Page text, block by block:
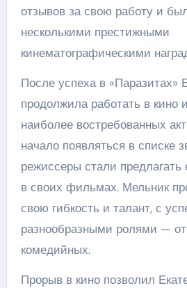
отзывов за свою работу и
несколькими престижными
кинематографическими
После успеха в «Паразитах»
продолжила работать в кино
наиболее востребованных
начало появляться в списке
режиссеры стали
в своих фильмах. Мельник
свою гибкость и талант, с
разнообразными ролями —
комедийных.
Прорыв в кино позволил